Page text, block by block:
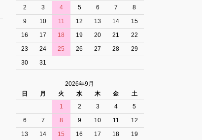
2
3 4 5 6 7
8
9
10 11 12 13 14
15
16
17 18 19 20 21
22
23
24 25 26 27 28
29
30
31
2026年9月
日
月 火 水 木 金
土
1
2 3 4
5
6
7 8 9 10 11
12
13
14 15 16 17 18
19